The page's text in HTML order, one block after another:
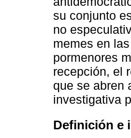
su conjunto
no
memes en
pormenores
recepción, el
que se abren
investigativa
Definición e